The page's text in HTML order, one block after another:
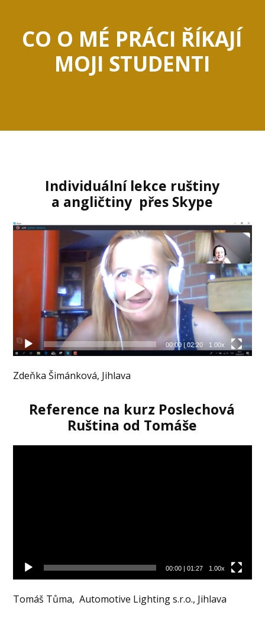
CO O MÉ PRÁCI ŘÍKAJÍ
MOJI STUDENTI
Individuální lekce ruštiny
a angličtiny přes Skype
Video
00:00| 02:20 1.00x
Zdeňka Šimánková, Jihlava
Reference na kurz Poslechová
Ruština od Tomáše
00:00| 01:27 1.00x
Tomáš Tůma, Automotive Lighting s.r.o., Jihlava